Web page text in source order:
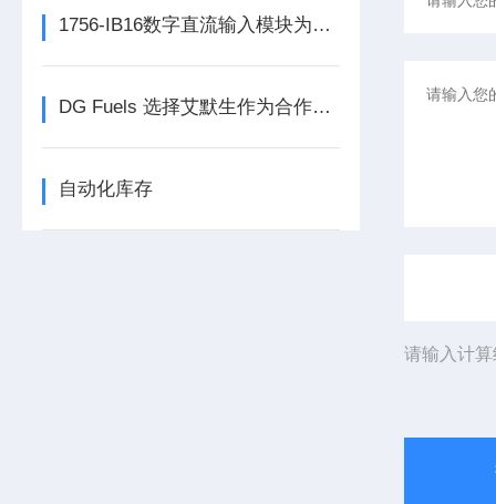
1756-IB16数字直流输入模块为整个自动化系统提供精准的数据支撑
DG Fuels 选择艾默生作为合作伙伴，为可持续生物燃料的生产提供支持
自动化库存
请输入计